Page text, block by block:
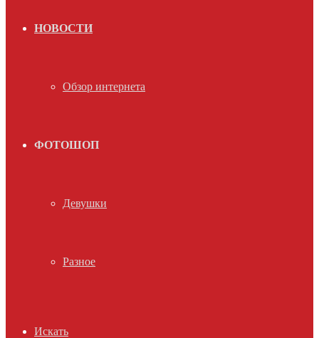
НОВОСТИ
Обзор интернета
ФОТОШОП
Девушки
Разное
Искать